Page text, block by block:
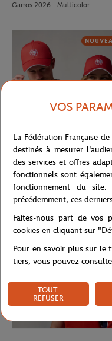
Garros 2026 - Multicolor
ROLAND GARROS
Casquette Logo monochrome
Roland-Garros - Terre battue
VOS
La Fédération Française
destinés à mesurer
des services et offres
fonctionnels sont
fonctionnement du site.
précédemment, ces
Faites-nous part de vos
cookies en cliquant sur
Pour en savoir plus sur le
tiers, vous pouvez
TOUT
REFUSER